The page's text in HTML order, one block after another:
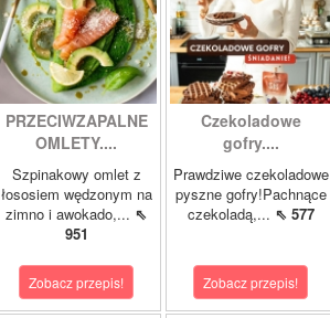
PRZECIWZAPALNE
OMLETY....
Szpinakowy omlet z
łososiem wędzonym na
zimno i awokado,... ⇖
951
Zobacz przepis!
Czekoladowe
gofry....
Prawdziwe czekoladowe
pyszne gofry!Pachnące
czekoladą,... ⇖ 577
Zobacz przepis!